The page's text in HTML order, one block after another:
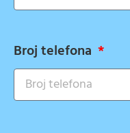
Broj telefona